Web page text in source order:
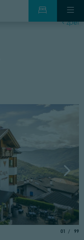
zpět
01 of
99